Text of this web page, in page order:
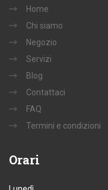
Home
Chi siamo
Negozio
Servizi
Blog
Contattaci
FAQ
Termini e condizioni
Orari